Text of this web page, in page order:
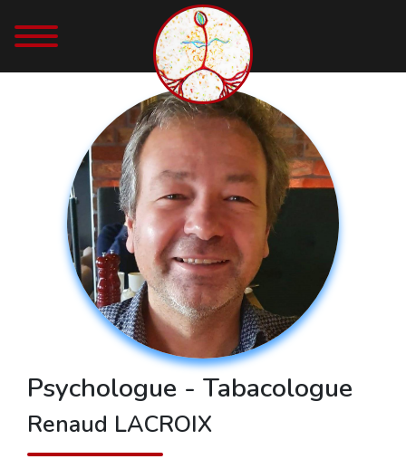
Psychologue - Tabacologue
Renaud LACROIX